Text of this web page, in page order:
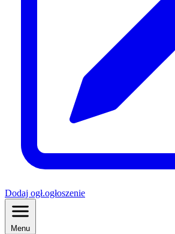
Dodaj ogł.ogłoszenie
Menu